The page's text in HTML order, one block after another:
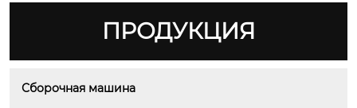
ПРОДУКЦИЯ
Сборочная машина